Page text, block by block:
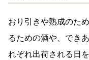
おり引きや熟成のた
るための酒や、でき
れぞれ出荷される日